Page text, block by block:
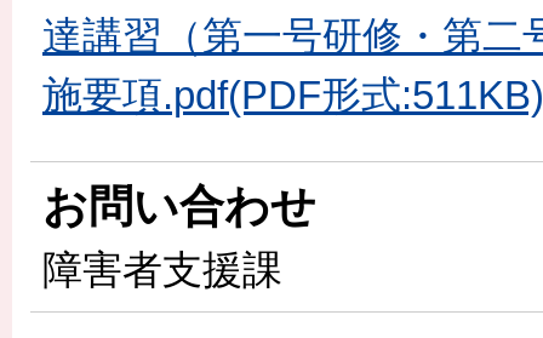
達講習（第一号研修・第
施要項.pdf(PDF形式:511KB)
お問い合わせ
障害者支援課